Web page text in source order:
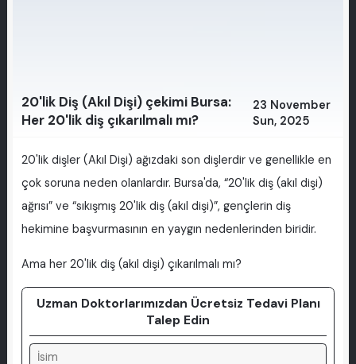
20'lik Diş (Akıl Dişi) çekimi Bursa:
Her 20'lik diş çıkarılmalı mı?
23 November
Sun, 2025
20'lik dişler (Akıl Dişi) ağızdaki son dişlerdir ve genellikle en
çok soruna neden olanlardır. Bursa'da, “20'lik diş (akıl dişi)
ağrısı” ve “sıkışmış 20'lik diş (akıl dişi)”, gençlerin diş
hekimine başvurmasının en yaygın nedenlerinden biridir.
Ama her 20'lik diş (akıl dişi) çıkarılmalı mı?
Uzman Doktorlarımızdan Ücretsiz Tedavi Planı
Talep Edin